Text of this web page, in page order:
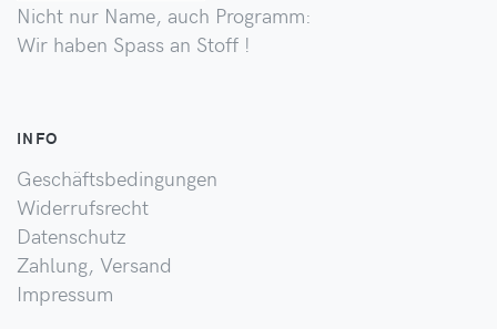
Nicht nur Name, auch Programm:
Wir haben Spass an Stoff !
INFO
Geschäftsbedingungen
Widerrufsrecht
Datenschutz
Zahlung, Versand
Impressum